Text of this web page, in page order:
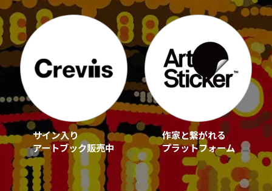
サイン入り
アートブック販売中
作家と繋がれる
プラットフォーム